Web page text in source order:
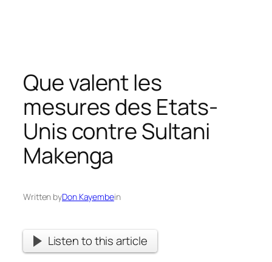
Que valent les
mesures des Etats-
Unis contre Sultani
Makenga
Written byDon Kayembein
Listen to this article